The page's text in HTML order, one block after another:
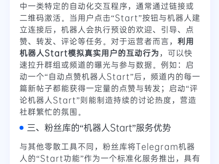
中一类特定的自动化交互程序，通常通过链接或
二维码激活。当用户点击“Start”按钮与机器人建
立连接后，机器人会执行预设的欢迎、引导、点
赞、转发、评论等任务。对于运营者而言， 利用
机器人Start模拟真实用户的互动行为，可以快
速拉升群组或频道的曝光与参与数据。例如：启
动一个“自动点赞机器人Start”后，频道内的每一
篇新帖子都能获得一定量的点赞与转发；启动“评
论机器人Start”则能制造持续的讨论热度，营造
社群繁忙的氛围。
三、粉丝库的“机器人Start”服务优势
与其他零散工具不同，粉丝库将Telegram机器
人的“Start功能”作为一个标准化服务推出，具有